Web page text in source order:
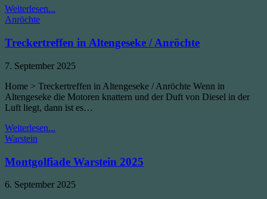
Culture-
Weiterlesen...
–
Alte
Traktoren,
Oldtimer
&
Traktorgeräusche
Posted
Anröchte
Treckertreffen in Altengeseke / Anröchte
Published
7. September 2025
Home > Treckertreffen in Altengeseke / Anröchte Wenn in
Altengeseke die Motoren knattern und der Duft von Diesel in der
Luft liegt, dann ist es…
Weiterlesen...
/
Anröchte
Posted
Warstein
Montgolfiade Warstein 2025
Published
6. September 2025